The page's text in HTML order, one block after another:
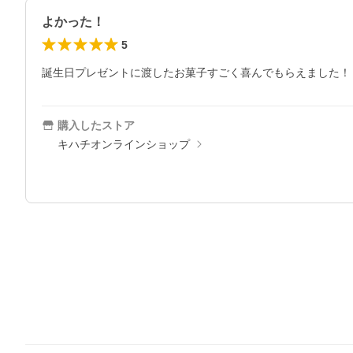
よかった！
5
誕生日プレゼントに渡したお菓子すごく喜んでもらえました！
購入したストア
キハチオンラインショップ